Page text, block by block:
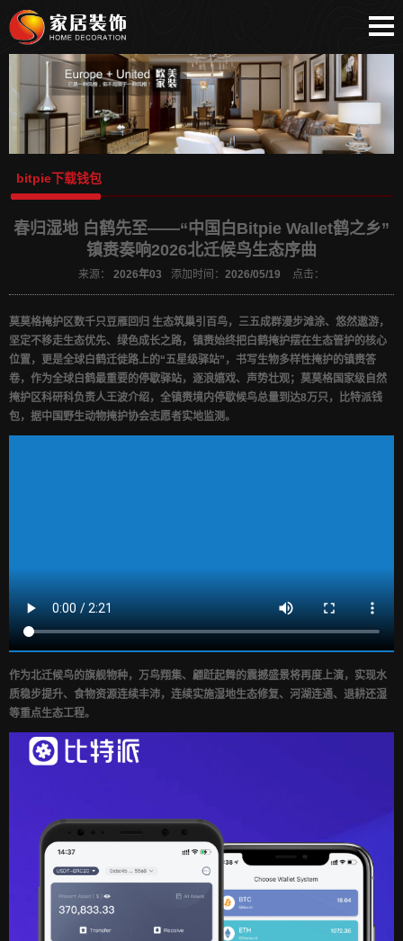
网站首页
bitpie安卓下载
比特派安卓下载
bitpie下载钱包
比特派
bitpie
比特派APP
bitpie官网
bitpie下载钱包
春归湿地 白鹤先至——“中国白Bitpie Wallet鹤之乡”
镇赉奏响2026北迁候鸟生态序曲
来源： 2026年03 添加时间： 2026/05/19 点击：
莫莫格掩护区数千只豆雁回归 生态筑巢引百鸟，三五成群漫步滩涂、悠然遨游，
坚定不移走生态优先、绿色成长之路，镇赉始终把白鹤掩护摆在生态管护的核心
位置，更是全球白鹤迁徙路上的“五星级驿站”，书写生物多样性掩护的镇赉答
卷，作为全球白鹤最重要的停歇驿站，逐浪嬉戏、声势壮观；莫莫格国家级自然
掩护区科研科负责人王波介绍，全镇赉境内停歇候鸟总量到达8万只，比特派钱
包，据中国野生动物掩护协会志愿者实地监测。
作为北迁候鸟的旗舰物种，万鸟翔集、翩跹起舞的震撼盛景将再度上演，实现水
质稳步提升、食物资源连续丰沛，连续实施湿地生态修复、河湖连通、退耕还湿
等重点生态工程。